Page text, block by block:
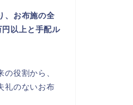
、お布施の全
以上と手配ル
役割から、
礼のないお布